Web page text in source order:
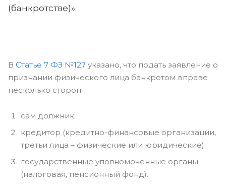
(банкротстве)».
В Статье 7 ФЗ №127 указано, что подать заявление о
признании физического лица банкротом вправе
несколько сторон:
сам должник;
кредитор (кредитно-финансовые организации,
третьи лица – физические или юридические);
государственные уполномоченные органы
(налоговая, пенсионный фонд).